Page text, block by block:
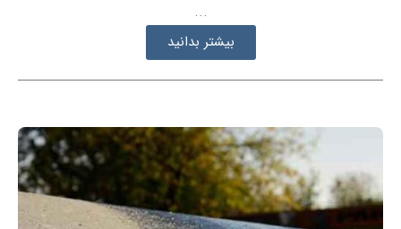
...
بیشتر بدانید